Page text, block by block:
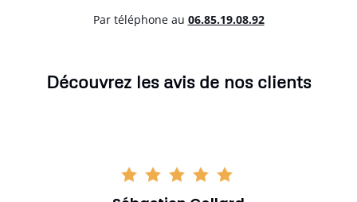
Par téléphone au 06.85.19.08.92
Découvrez les avis de nos clients